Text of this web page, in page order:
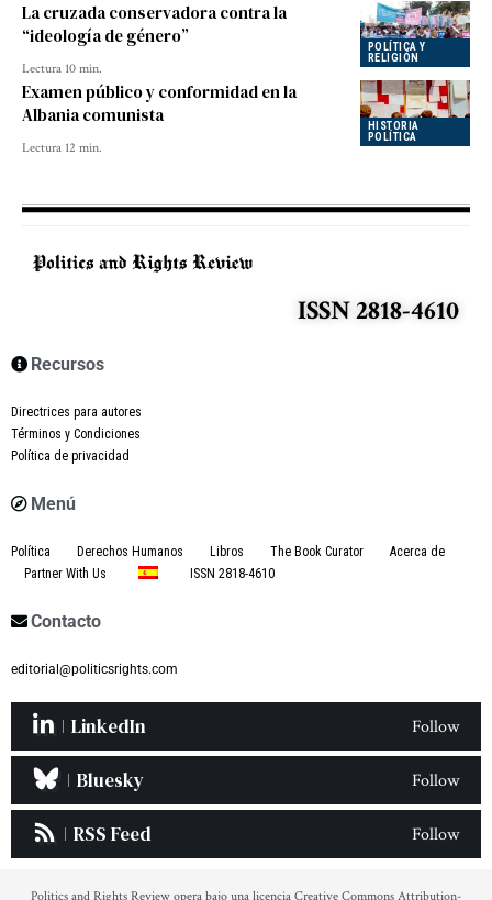
POLÍTICA Y
RELIGIÓN
La cruzada conservadora contra la
“ideología de género”
Lectura 10 min.
HISTORIA
POLÍTICA
Examen público y conformidad en la
Albania comunista
Lectura 12 min.
ISSN 2818-4610
Recursos
Directrices para autores
Términos y Condiciones
Política de privacidad
Menú
Política Derechos Humanos Libros The Book Curator
Acerca de
Partner With Us
ISSN 2818-4610
Contacto
editorial@politicsrights.com
LinkedIn Follow
Bluesky Follow
RSS Feed Follow
Politics and Rights Review opera bajo una licencia Creative Commons Attribution-